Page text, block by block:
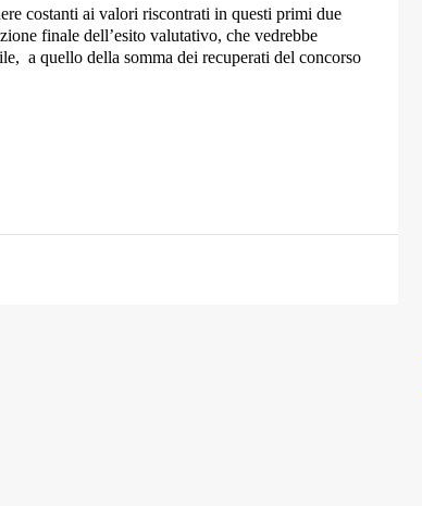
costanti ai valori riscontrati in questi primi due
finale dell’esito valutativo, che vedrebbe
a quello della somma dei recuperati del concorso